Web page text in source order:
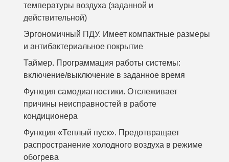
температуры воздуха (заданной и
действительной)
Эргономичный ПДУ. Имеет компактные размеры
и антибактериальное покрытие
Таймер. Программация работы системы:
включение/выключение в заданное время
Функция самодиагностики. Отслеживает
причины неисправностей в работе
кондиционера
Функция «Теплый пуск». Предотвращает
распространение холодного воздуха в режиме
обогрева